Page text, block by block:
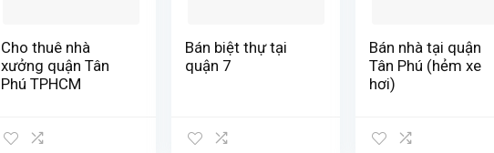
Cho thuê nhà
xưởng quận Tân
Phú TPHCM
Bán biệt thự tại
quận 7
Bán nhà tại quận
Tân Phú (hẻm xe
hơi)